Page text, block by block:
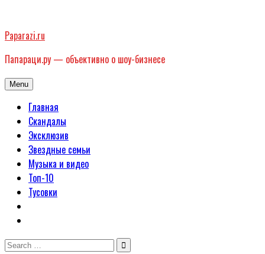
content
Paparazi.ru
Папараци.ру — объективно о шоу-бизнесе
Menu
Главная
Скандалы
Эксклюзив
Звездные семьи
Музыка и видео
Топ-10
Тусовки
Search